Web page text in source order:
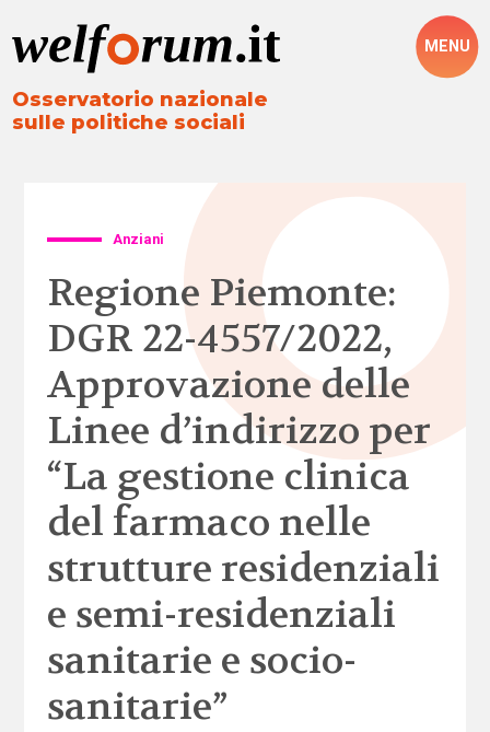
Osservatorio nazionale
sulle politiche sociali
MENU
Anziani
Regione Piemonte:
DGR 22-4557/2022,
Approvazione delle
Linee d’indirizzo per
“La gestione clinica
del farmaco nelle
strutture residenziali
e semi-residenziali
sanitarie e socio-
sanitarie”